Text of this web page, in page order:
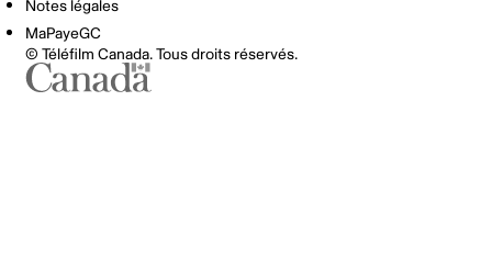
Notes légales
MaPayeGC
© Téléfilm Canada. Tous droits réservés.